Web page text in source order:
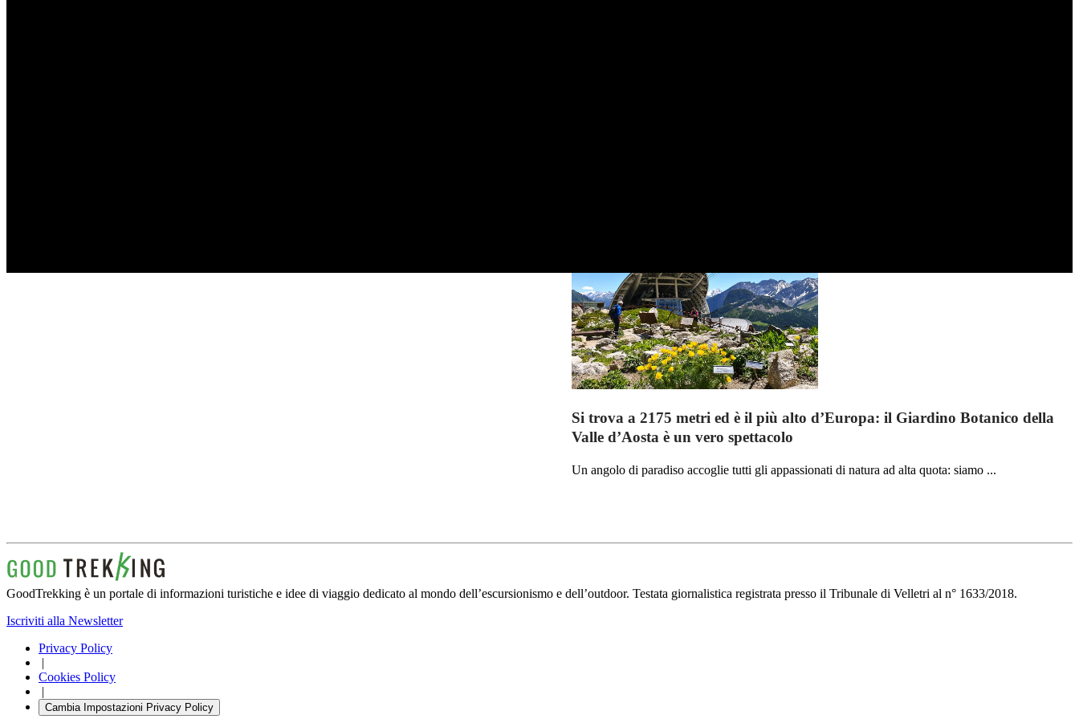
Si trova a 2175 metri ed è il più alto d’Europa: il Giardino Botanico della
Valle d’Aosta è un vero spettacolo
Un angolo di paradiso accoglie tutti gli appassionati di natura ad alta quota: siamo ...
GoodTrekking è un portale di informazioni turistiche e idee di viaggio dedicato al mondo dell’escursionismo e dell’outdoor. Testata giornalistica registrata presso il Tribunale di Velletri al n° 1633/2018.
Iscriviti alla Newsletter
Privacy Policy
|
Cookies Policy
|
Cambia Impostazioni Privacy Policy